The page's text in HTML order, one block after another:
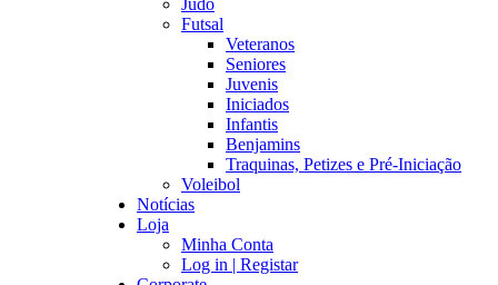
Judo
Futsal
Veteranos
Seniores
Juvenis
Iniciados
Infantis
Benjamins
Traquinas, Petizes e Pré-Iniciação
Voleibol
Notícias
Loja
Minha Conta
Log in | Registar